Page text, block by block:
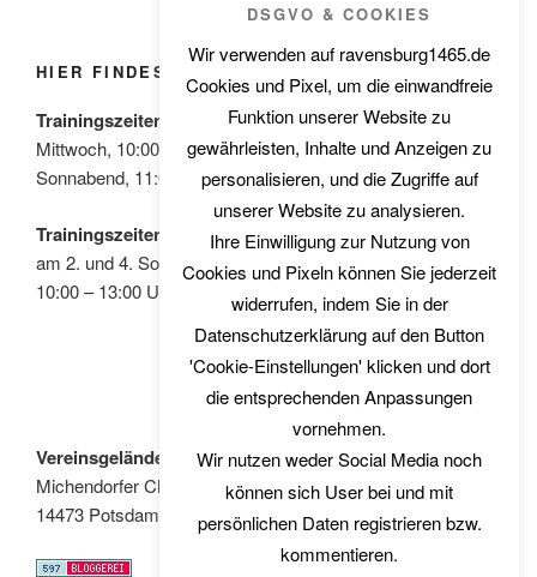
HIER FINDEST DU UNS
Trainingszeiten für Sportschützen:
Mittwoch, 10:00 – 14:00 Uhr
Sonnabend, 11:00 – 14:00 Uhr
Trainingszeiten für Bogenschützen:
am 2. und 4. Sonntag im Monat
10:00 – 13:00 Uhr
Vereinsgelände:
Michendorfer Chaussee 8
14473 Potsdam
DSGVO & COOKIES
Wir verwenden auf ravensburg1465.de
Cookies und Pixel, um die einwandfreie
Funktion unserer Website zu
gewährleisten, Inhalte und Anzeigen zu
personalisieren, und die Zugriffe auf
unserer Website zu analysieren.
Ihre Einwilligung zur Nutzung von
Cookies und Pixeln können Sie jederzeit
widerrufen, indem Sie in der
Datenschutzerklärung auf den Button
'Cookie-Einstellungen' klicken und dort
die entsprechenden Anpassungen
vornehmen.
Wir nutzen weder Social Media noch
können sich User bei und mit
persönlichen Daten registrieren bzw.
kommentieren.